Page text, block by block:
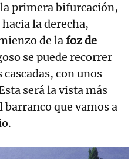
primera bifurcación,
la derecha,
de lafoz de
se puede recorrer
con unos
será la vista más
que vamos a